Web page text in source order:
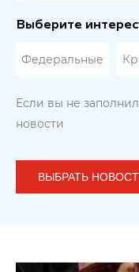
Выберите
Федеральные
Если вы не
новости
ВЫБРАТЬ